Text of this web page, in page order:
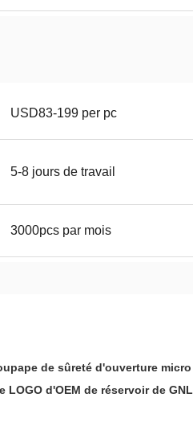
USD83-199 per pc
5-8 jours de travail
3000pcs par mois
de sûreté d'ouverture micro
d'OEM de réservoir de GNL